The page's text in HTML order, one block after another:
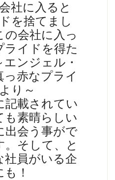
社に入ると
を捨てまし
の会社に入っ
ライドを得た
ンジェル・
っ赤なプライ
り～
記載されてい
も素晴らしい
出会う事がで
。そして、と
社員がいる企
！